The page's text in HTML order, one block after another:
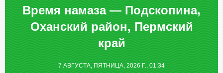
Время намаза — Подскопина,
Оханский район, Пермский
край
7 АВГУСТА, ПЯТНИЦА, 2026 Г., 01:34